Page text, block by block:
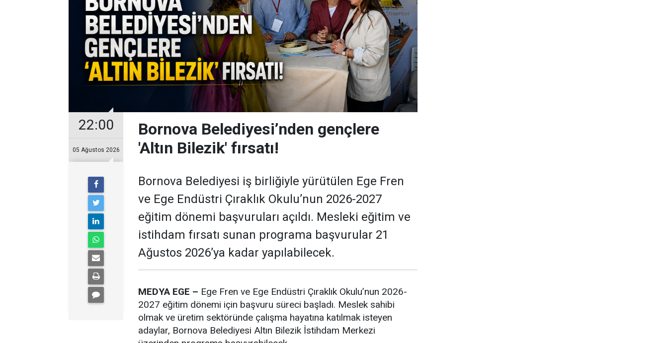
22:00
05 Ağustos 2026
Bornova Belediyesi’nden gençlere
'Altın Bilezik' fırsatı!
Bornova Belediyesi iş birliğiyle yürütülen Ege Fren
ve Ege Endüstri Çıraklık Okulu’nun 2026-2027
eğitim dönemi başvuruları açıldı. Mesleki eğitim ve
istihdam fırsatı sunan programa başvurular 21
Ağustos 2026’ya kadar yapılabilecek.
MEDYA EGE – Ege Fren ve Ege Endüstri Çıraklık Okulu’nun 2026-
2027 eğitim dönemi için başvuru süreci başladı. Meslek sahibi
olmak ve üretim sektöründe çalışma hayatına katılmak isteyen
adaylar, Bornova Belediyesi Altın Bilezik İstihdam Merkezi